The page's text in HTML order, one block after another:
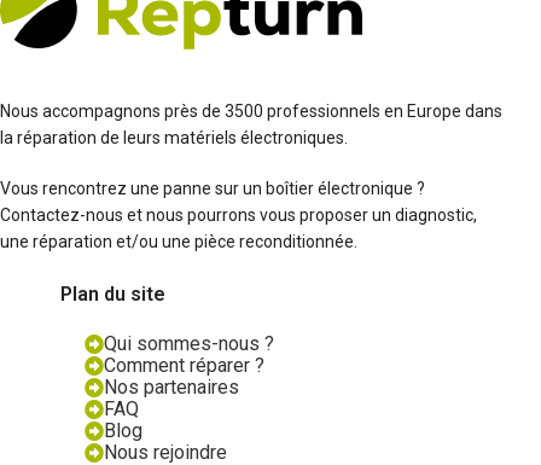
Nous accompagnons près de 3500 professionnels en Europe dans
la réparation de leurs matériels électroniques.
Vous rencontrez une panne sur un boîtier électronique ?
Contactez-nous et nous pourrons vous proposer un diagnostic,
une réparation et/ou une pièce reconditionnée.
Plan du site
Qui sommes-nous ?
Comment réparer ?
Nos partenaires
FAQ
Blog
Nous rejoindre